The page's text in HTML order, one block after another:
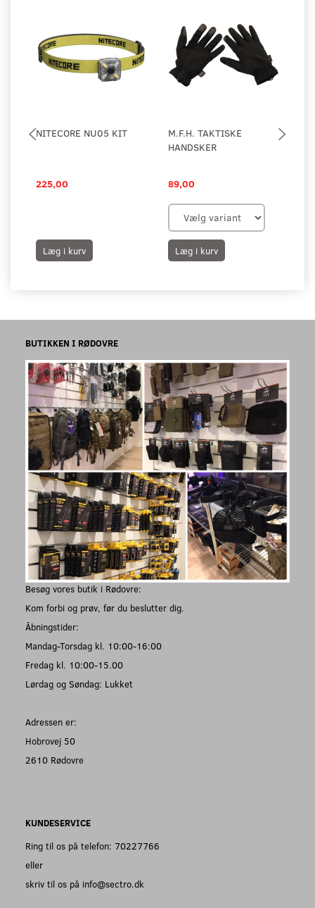
NITECORE NU05 KIT
225,00
Læg i kurv
M.F.H. TAKTISKE
HANDSKER
89,00
Læg i kurv
BUTIKKEN I RØDOVRE
Besøg vores butik i Rødovre:
Kom forbi og prøv, før du beslutter dig.
Åbningstider:
Mandag-Torsdag kl. 10:00-16:00
Fredag kl. 10:00-15.00
Lørdag og Søndag: Lukket
Adressen er:
Hobrovej 50
2610 Rødovre
KUNDESERVICE
Ring til os på telefon: 70227766
eller
skriv til os på info@sectro.dk